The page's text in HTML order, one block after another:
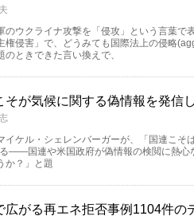
のウクライナ攻撃を「侵攻」という言葉で
権侵害」で、どうみても国際法上の侵略
のときできた言い換えで、
そが気候に関する偽情報を発信
イケル・シェレンバーガーが、「国連こそ
――国連や米国政府が偽情報の検閲に熱心
か？」と題
広がる再エネ拒否事例1104件の